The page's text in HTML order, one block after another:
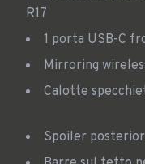
R17
1 porta USB-C
Mirroring
Calotte
Spoiler